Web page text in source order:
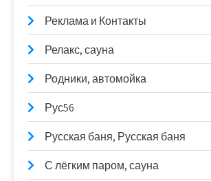
Реклама и Контакты
Релакс, сауна
Родники, автомойка
Рус56
Русская баня, Русская баня
С лёгким паром, сауна